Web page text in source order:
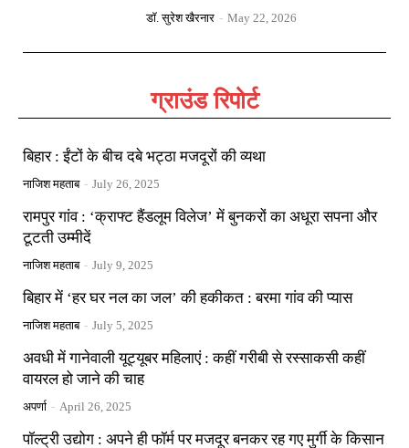
डॉ. सुरेश खैरनार - May 22, 2026
ग्राउंड रिपोर्ट
बिहार : ईंटों के बीच दबे भट्ठा मजदूरों की व्यथा
नाजिश महताब - July 26, 2025
रामपुर गांव : ‘क्राफ्ट हैंडलूम विलेज’ में बुनकरों का अधूरा सपना और
टूटती उम्मीदें
नाजिश महताब - July 9, 2025
बिहार में ‘हर घर नल का जल’ की हकीकत : बरमा गांव की प्यास
नाजिश महताब - July 5, 2025
अवधी में गानेवाली यूट्यूबर महिलाएं : कहीं गरीबी से रस्साकसी कहीं
वायरल हो जाने की चाह
अपर्णा - April 26, 2025
पॉल्ट्री उद्योग : अपने ही फॉर्म पर मजदूर बनकर रह गए मुर्गी के किसान